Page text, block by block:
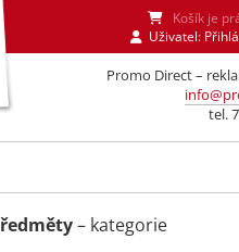
Promo Direct –
tel.
Košík je
Uživatel:
– kategorie